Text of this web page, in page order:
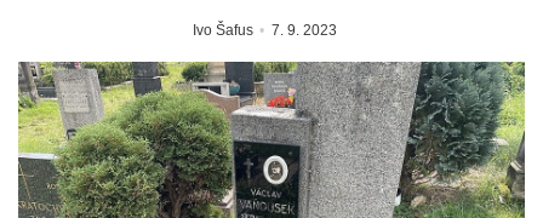
Ivo Šafus 7. 9. 2023